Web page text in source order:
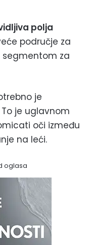
polja
područje za
za
je
je uglavnom
oči između
na leći.
oglasa